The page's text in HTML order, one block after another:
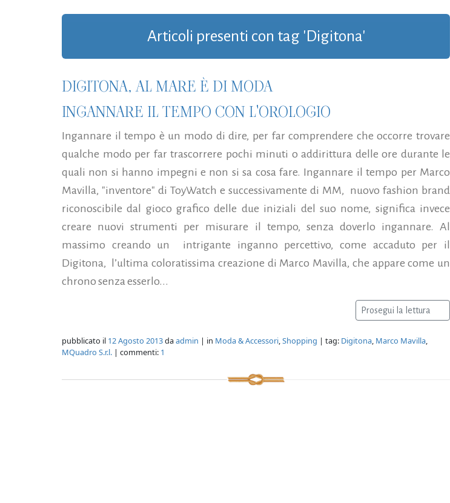
Articoli presenti con tag 'Digitona'
DIGITONA, AL MARE È DI MODA
INGANNARE IL TEMPO CON L'OROLOGIO
Ingannare il tempo è un modo di dire, per far comprendere che occorre trovare
qualche modo per far trascorrere pochi minuti o addirittura delle ore durante le
quali non si hanno impegni e non si sa cosa fare. Ingannare il tempo per Marco
Mavilla, "inventore" di ToyWatch e successivamente di MM, nuovo fashion brand
riconoscibile dal gioco grafico delle due iniziali del suo nome, significa invece
creare nuovi strumenti per misurare il tempo, senza doverlo ingannare. Al
massimo creando un intrigante inganno percettivo, come accaduto per il
Digitona, l’ultima coloratissima creazione di Marco Mavilla, che appare come un
chrono senza esserlo...
Prosegui la lettura
pubblicato il 12 Agosto 2013daadmin | in Moda & Accessori,Shopping | tag: Digitona, Marco Mavilla,
MQuadro S.r.l. | commenti: 1